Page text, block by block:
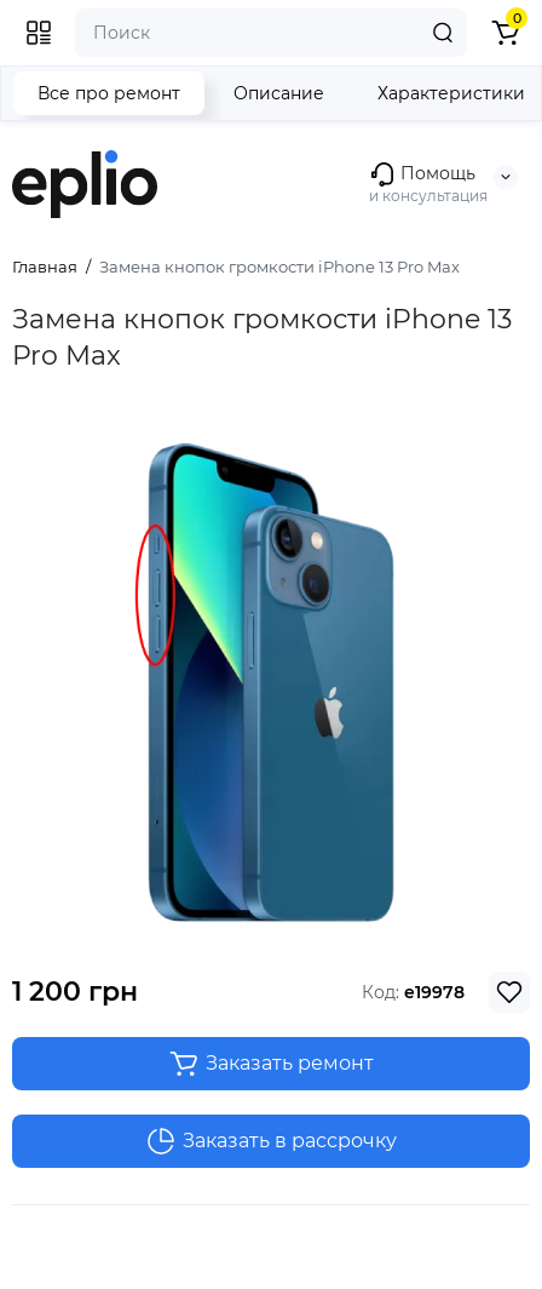
Помощь
и консультация
0
Главная Замена кнопок громкости iPhone 13 Pro Max
Замена кнопок громкости iPhone 13
Pro Max
Все про ремонт Описание Характеристики
1 200 грн Код: e19978
Заказать ремонт
Заказать в рассрочку